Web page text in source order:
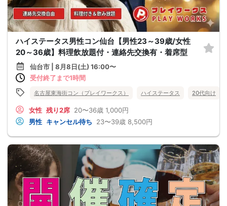
ハイステータス男性コン仙台【男性23～39歳/女性
20～36歳】料理飲放題付・連絡先交換有・着席型
仙台市 | 8月8日(土) 16:00〜
受付終了まで1時間
名古屋東海街コン（プレイワークス） ハイステータス 20代向け
女性 残り2席 20〜36歳 1,000円
男性 キャンセル待ち 23〜39歳 8,500円